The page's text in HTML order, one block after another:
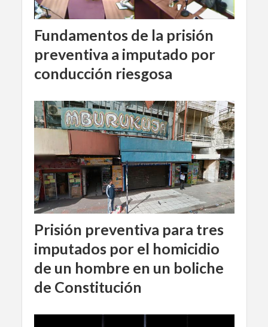
Fundamentos de la prisión
preventiva a imputado por
conducción riesgosa
Prisión preventiva para tres
imputados por el homicidio
de un hombre en un boliche
de Constitución